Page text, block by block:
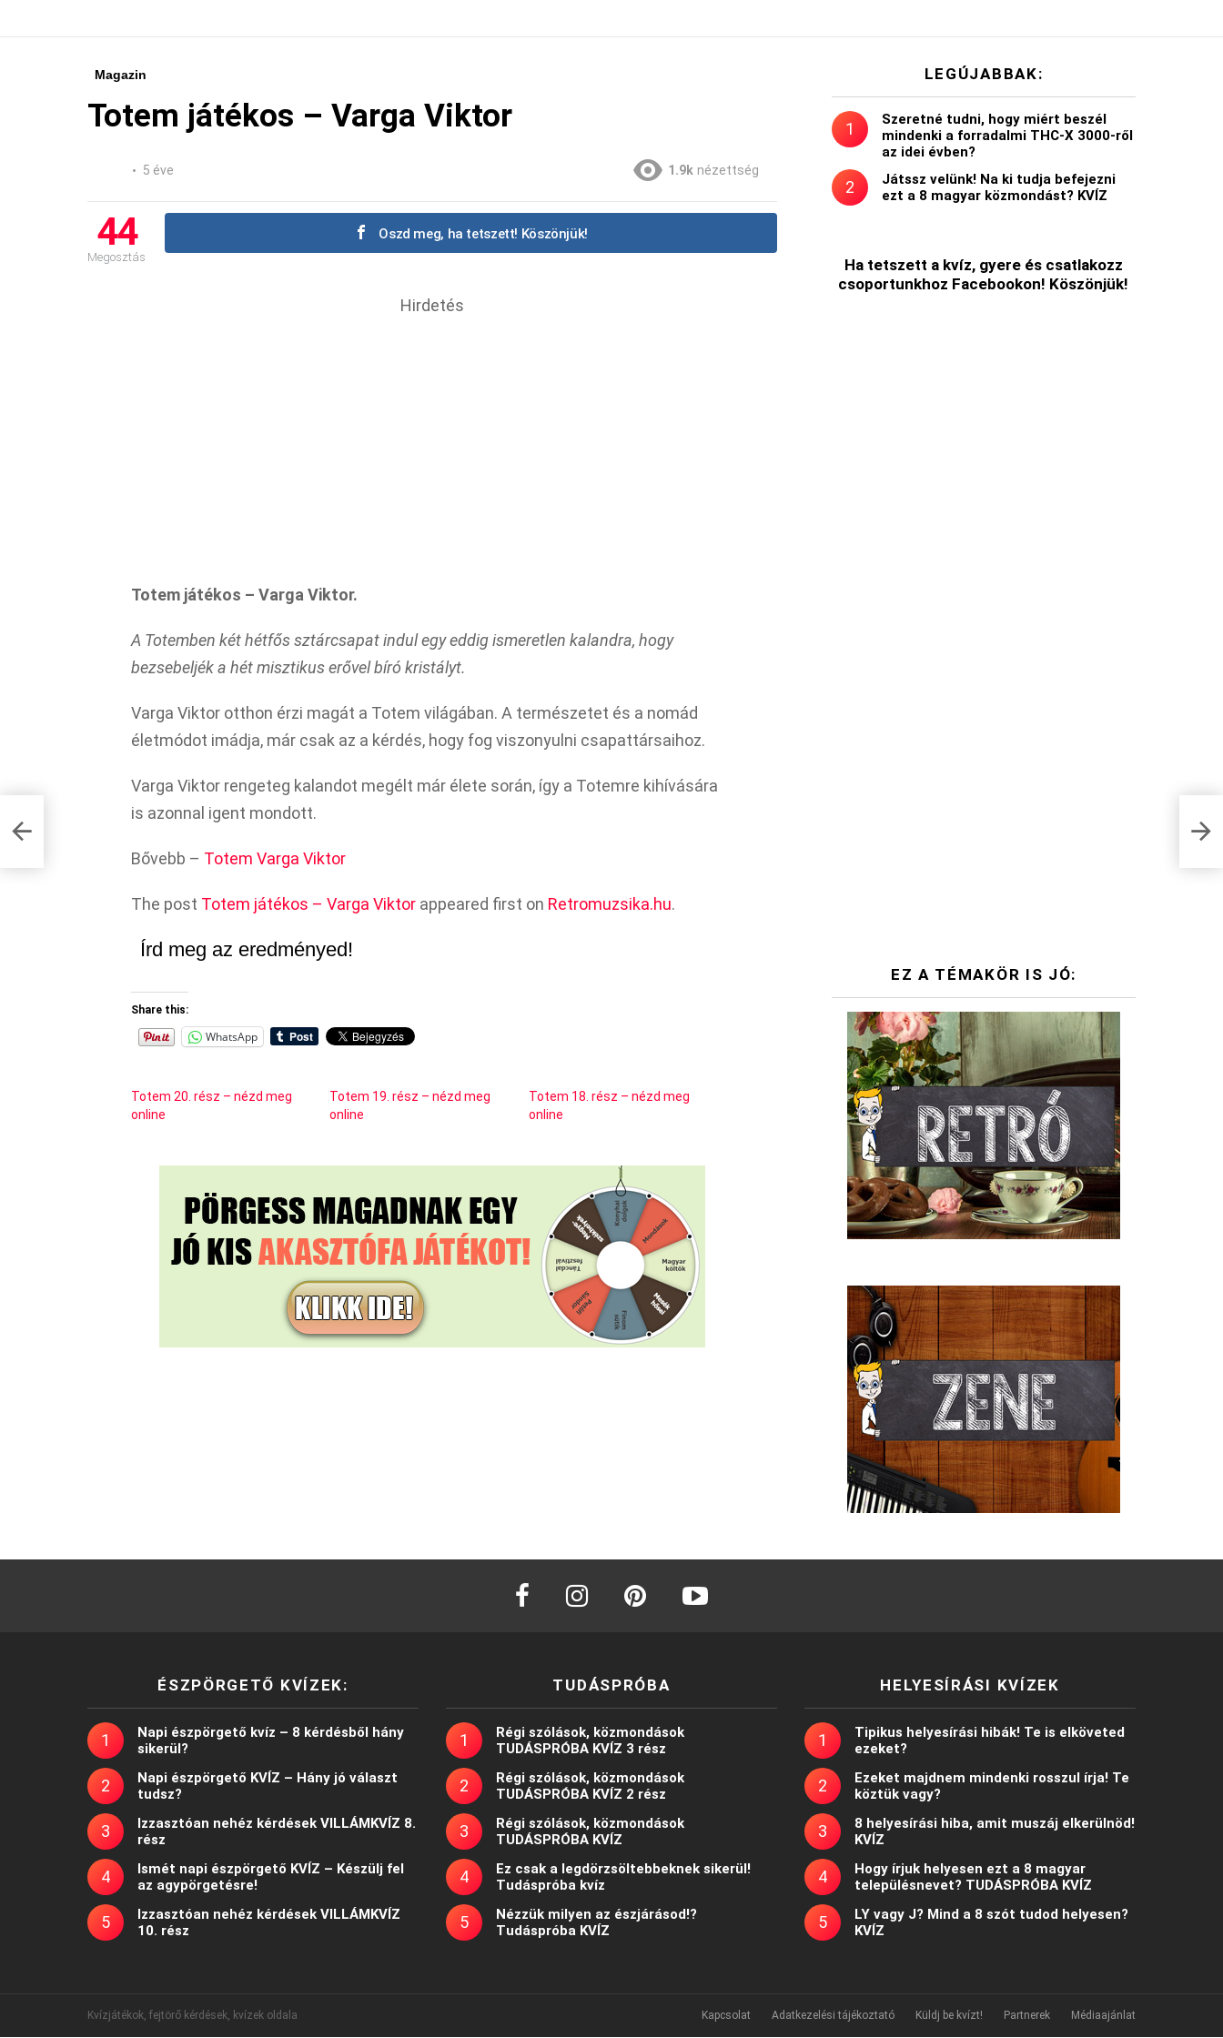
Magazin
Totem játékos – Varga Viktor
5 éve 1.9k nézettség
44
Megosztás
Oszd meg, ha tetszett! Köszönjük!
Hirdetés
Totem játékos – Varga Viktor.
A Totemben két hétfős sztárcsapat indul egy eddig ismeretlen kalandra, hogy
bezsebeljék a hét misztikus erővel bíró kristályt.
Varga Viktor otthon érzi magát a Totem világában. A természetet és a nomád
életmódot imádja, már csak az a kérdés, hogy fog viszonyulni csapattársaihoz.
Varga Viktor rengeteg kalandot megélt már élete során, így a Totemre kihívására
is azonnal igent mondott.
Bővebb – Totem Varga Viktor
The post Totem játékos – Varga Viktor appeared first on Retromuzsika.hu.
Írd meg az eredményed!
Share this:
WhatsApp
Totem 20. rész – nézd meg
online
Totem 19. rész – nézd meg
online
Totem 18. rész – nézd meg
online
LEGÚJABBAK:
Szeretné tudni, hogy miért beszél
mindenki a forradalmi THC-X 3000-ről
az idei évben?
Játssz velünk! Na ki tudja befejezni
ezt a 8 magyar közmondást? KVÍZ
Ha tetszett a kvíz, gyere és csatlakozz
csoportunkhoz Facebookon! Köszönjük!
EZ A TÉMAKÖR IS JÓ:
facebook instagram
ÉSZPÖRGETŐ KVÍZEK:
Napi észpörgető kvíz – 8 kérdésből hány
sikerül?
Napi észpörgető KVÍZ – Hány jó választ
tudsz?
Izzasztóan nehéz kérdések VILLÁMKVÍZ 8.
rész
Ismét napi észpörgető KVÍZ – Készülj fel
az agypörgetésre!
Izzasztóan nehéz kérdések VILLÁMKVÍZ
10. rész
TUDÁSPRÓBA
Régi szólások, közmondások
TUDÁSPRÓBA KVÍZ 3 rész
Régi szólások, közmondások
TUDÁSPRÓBA KVÍZ 2 rész
Régi szólások, közmondások
TUDÁSPRÓBA KVÍZ
Ez csak a legdörzsöltebbeknek sikerül!
Tudáspróba kvíz
Nézzük milyen az észjárásod!?
Tudáspróba KVÍZ
HELYESÍRÁSI KVÍZEK
Tipikus helyesírási hibák! Te is elköveted
ezeket?
Ezeket majdnem mindenki rosszul írja! Te
köztük vagy?
8 helyesírási hiba, amit muszáj elkerülnöd!
KVÍZ
Hogy írjuk helyesen ezt a 8 magyar
településnevet? TUDÁSPRÓBA KVÍZ
LY vagy J? Mind a 8 szót tudod helyesen?
KVÍZ
Kvízjátékok, fejtörő kérdések, kvízek oldala Kapcsolat Adatkezelési tájékoztató Küldj be kvízt! Partnerek Médiaajánlat